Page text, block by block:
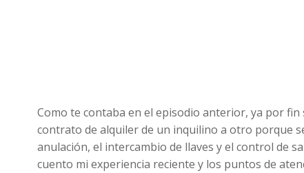
Como te contaba en el episodio anterior, ya por
contrato de alquiler de un inquilino a otro porque
anulación, el intercambio de llaves y el control de
cuento mi experiencia reciente y los puntos de